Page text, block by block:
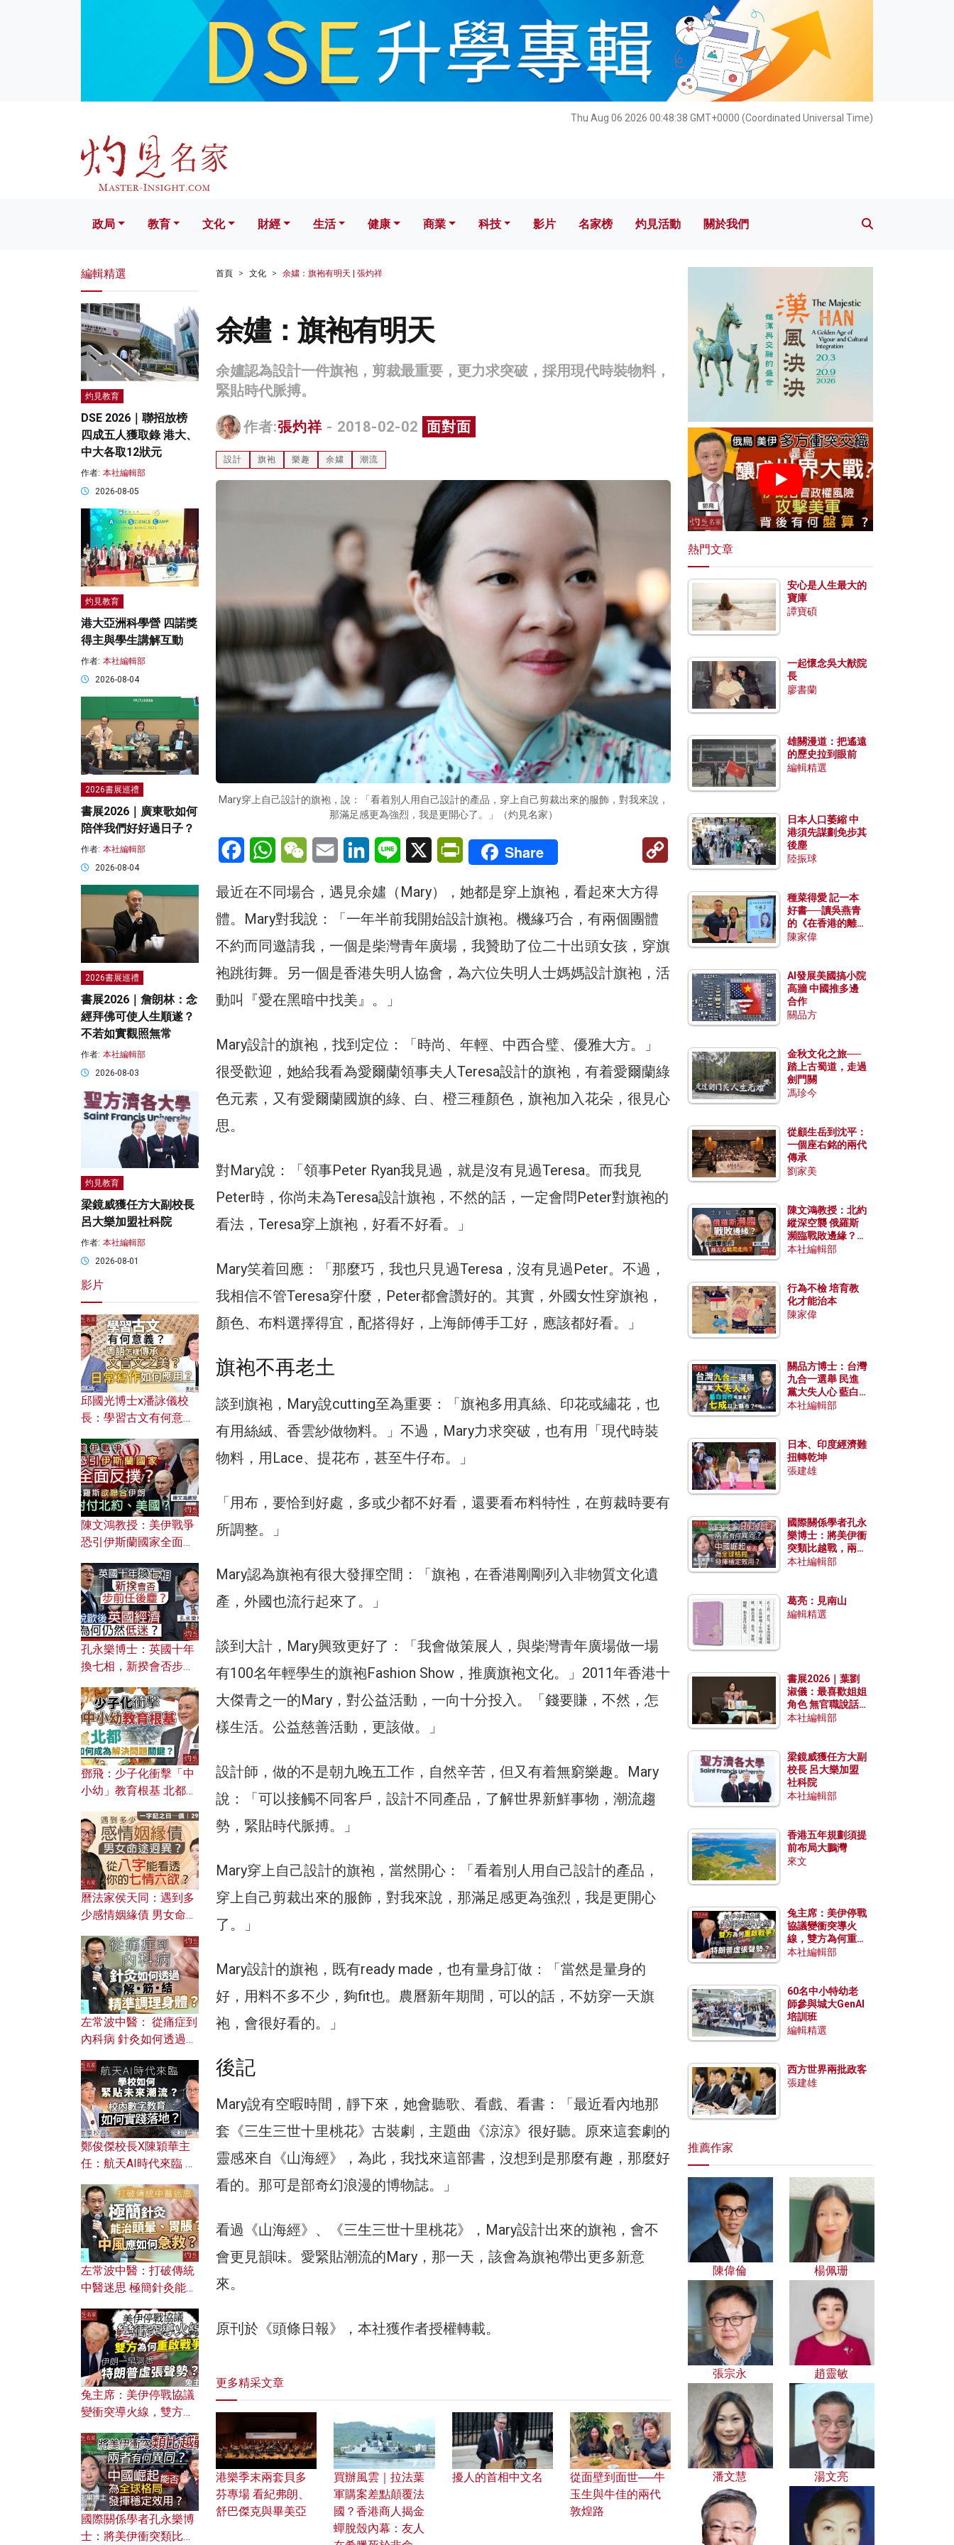
Thu Aug 06 2026 00:48:40 GMT+0000 (Coordinated Universal Time)
文化 財經 生活 健康 科技 影片 名家榜 灼見活動 關於我們
政局 教育 文化 財經 生活 健康 商業 科技 影片 名家榜 灼見活動 關於我們
首頁 文化 余嫿：旗袍有明天 | 張灼祥
余嫿：旗袍有明天
余嫿認為設計一件旗袍，剪裁最重要，更力求突破，採用現代時裝物料，
緊貼時代脈搏。
作者:張灼祥 - 2018-02-02 面對面
設計 旗袍 樂趣 余嫿 潮流
Mary穿上自己設計的旗袍，說：「看着別人用自己設計的產品，穿上自己剪裁出來的服飾，對我來說，
那滿足感更為強烈，我是更開心了。」（灼見名家）
FacebookWhatsAppWeChatEmail LinkedInLine X PrintFriendly
Share
Copy
最近在不同場合，遇見余嫿（Mary），她都是穿上旗袍，看起來大方得
體。Mary對我說：「一年半前我開始設計旗袍。機緣巧合，有兩個團體
不約而同邀請我，一個是柴灣青年廣場，我贊助了位二十出頭女孩，穿旗
袍跳街舞。另一個是香港失明人協會，為六位失明人士媽媽設計旗袍，活
動叫『愛在黑暗中找美』。」
Mary設計的旗袍，找到定位：「時尚、年輕、中西合璧、優雅大方。」
很受歡迎，她給我看為愛爾蘭領事夫人Teresa設計的旗袍，有着愛爾蘭綠
色元素，又有愛爾蘭國旗的綠、白、橙三種顏色，旗袍加入花朵，很見心
思。
對Mary說：「領事Peter Ryan我見過，就是沒有見過Teresa。而我見
Peter時，你尚未為Teresa設計旗袍，不然的話，一定會問Peter對旗袍的
看法，Teresa穿上旗袍，好看不好看。」
Mary笑着回應：「那麼巧，我也只見過Teresa，沒有見過Peter。不過，
我相信不管Teresa穿什麼，Peter都會讚好的。其實，外國女性穿旗袍，
顏色、布料選擇得宜，配搭得好，上海師傅手工好，應該都好看。」
旗袍不再老土
談到旗袍，Mary說cutting至為重要：「旗袍多用真絲、印花或繡花，也
有用絲絨、香雲紗做物料。」不過，Mary力求突破，也有用「現代時裝
物料，用Lace、提花布，甚至牛仔布。」
「用布，要恰到好處，多或少都不好看，還要看布料特性，在剪裁時要有
所調整。」
Mary認為旗袍有很大發揮空間：「旗袍，在香港剛剛列入非物質文化遺
產，外國也流行起來了。」
談到大計，Mary興致更好了：「我會做策展人，與柴灣青年廣場做一場
有100名年輕學生的旗袍Fashion Show，推廣旗袍文化。」2011年香港十
大傑青之一的Mary，對公益活動，一向十分投入。「錢要賺，不然，怎
樣生活。公益慈善活動，更該做。」
設計師，做的不是朝九晚五工作，自然辛苦，但又有着無窮樂趣。Mary
說：「可以接觸不同客戶，設計不同產品，了解世界新鮮事物，潮流趨
勢，緊貼時代脈搏。」
Mary穿上自己設計的旗袍，當然開心：「看着別人用自己設計的產品，
穿上自己剪裁出來的服飾，對我來說，那滿足感更為強烈，我是更開心
了。」
Mary設計的旗袍，既有ready made，也有量身訂做：「當然是量身的
好，用料不多不少，夠fit也。農曆新年期間，可以的話，不妨穿一天旗
袍，會很好看的。」
後記
Mary說有空暇時間，靜下來，她會聽歌、看戲、看書：「最近看內地那
套《三生三世十里桃花》古裝劇，主題曲《涼涼》很好聽。原來這套劇的
靈感來自《山海經》，為此，我找來這部書，沒想到是那麼有趣，那麼好
看的。那可是部奇幻浪漫的博物誌。」
看過《山海經》、《三生三世十里桃花》，Mary設計出來的旗袍，會不
會更見韻味。愛緊貼潮流的Mary，那一天，該會為旗袍帶出更多新意
來。
原刊於《頭條日報》，本社獲作者授權轉載。
更多精采文章
港樂季末兩套貝多
芬專場 看紀弗朗、
舒巴傑克與畢美亞
買辦風雲｜拉法葉
軍購案差點顛覆法
國？香港商人揭金
蟬脫殼內幕：友人
擾人的首相中文名
從面壁到面世──牛
玉生與牛佳的兩代
敦煌路
編輯精選
灼見教育
DSE 2026｜聯招放榜
四成五人獲取錄 港大、
中大各取12狀元
作者: 本社編輯部
2026-08-05
灼見教育
港大亞洲科學營 四諾獎
得主與學生講解互動
作者: 本社編輯部
2026-08-04
2026書展巡禮
書展2026｜廣東歌如何
陪伴我們好好過日子？
作者: 本社編輯部
2026-08-04
2026書展巡禮
書展2026｜詹朗林：念
經拜佛可使人生順遂？
不若如實觀照無常
作者: 本社編輯部
2026-08-03
灼見教育
梁鏡威獲任方大副校長
呂大樂加盟社科院
作者: 本社編輯部
2026-08-01
影片
邱國光博士x潘詠儀校
長：學習古文有何意
文之美？ 日常寫作如何
應用？
陳文鴻教授：美伊戰爭
恐引伊斯蘭國家全面反
對付北約美國？
孔永樂博士：英國十年
換七相，新揆會否步前
濟為何仍然低迷？
鄧飛：少子化衝擊「中
小幼」教育根基 北都如
曆法家侯天同：遇到多
少感情姻緣債 男女命途
的七情六欲？
左常波中醫： 從痛症到
內科病 針灸如何透過解
鄭俊傑校長X陳穎華主
任：航天AI時代來臨 學
校內數字教育如何實踐
落地？
左常波中醫：打破傳統
中醫迷思 極簡針灸能治
何急救？
兔主席：美伊停戰協議
變衝突導火線，雙方為
洞悉特朗普虛張聲勢？
國際關係學者孔永樂博
士：將美伊衝突類比越
熱門文章
安心是人生最大的
寶庫
譚寶碩
一起懷念吳大猷院
長
廖書蘭
雄關漫道：把遙遠
的歷史拉到眼前
編輯精選
日本人口萎縮 中
港須先謀劃免步其
後塵
陸振球
種菜得愛 記一本
好書──讀吳燕青
的《在香港的離島
種菜》
陳家偉
AI發展美國搞小院
高牆 中國推多邊
合作
關品方
金秋文化之旅──
踏上古蜀道，走過
劍門關
馮珍今
從顧生岳到沈平：
一個座右銘的兩代
傳承
劉家美
陳文鴻教授：北約
縱深空襲 俄羅斯
瀕臨戰敗邊緣？中
國零部件能左右戰
本社編輯部
行為不檢 培育教
化才能治本
陳家偉
關品方博士：台灣
九合一選舉 民進
黨大失人心 藍白
合作有望拿下七成
本社編輯部
日本、印度經濟難
扭轉乾坤
張建雄
國際關係學者孔永
樂博士：將美伊衝
突類比越戰，兩者
有何異同？中國崛
本社編輯部
葛亮：見南山
編輯精選
書展2026｜葉劉
淑儀：最喜歡姐姐
角色 無官職說話
包袱少
本社編輯部
梁鏡威獲任方大副
校長 呂大樂加盟
社科院
本社編輯部
香港五年規劃須提
前布局大鵬灣
來文
兔主席：美伊停戰
協議變衝突導火
線，雙方為何重啟
戰爭？伊朗一早洞
本社編輯部
60名中小特幼老
師參與城大GenAI
培訓班
編輯精選
西方世界兩批政客
張建雄
推薦作家
陳偉倫 楊佩珊
張宗永 趙靈敏
潘文慧 湯文亮